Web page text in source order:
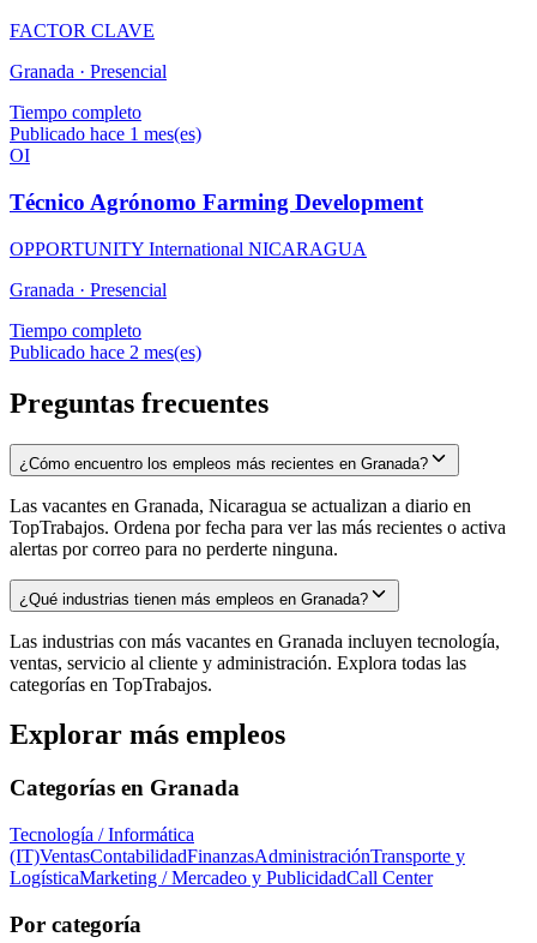
FACTOR CLAVE
Granada · Presencial
Tiempo completo
Publicado hace 1 mes(es)
OI
Técnico Agrónomo Farming Development
OPPORTUNITY International NICARAGUA
Granada · Presencial
Tiempo completo
Publicado hace 2 mes(es)
Preguntas frecuentes
¿Cómo encuentro los empleos más recientes en Granada?
Las vacantes en Granada, Nicaragua se actualizan a diario en
TopTrabajos. Ordena por fecha para ver las más recientes o activa
alertas por correo para no perderte ninguna.
¿Qué industrias tienen más empleos en Granada?
Las industrias con más vacantes en Granada incluyen tecnología,
ventas, servicio al cliente y administración. Explora todas las
categorías en TopTrabajos.
Explorar más empleos
Categorías en Granada
Tecnología / Informática
(IT)VentasContabilidadFinanzasAdministraciónTransporte y
LogísticaMarketing / Mercadeo y PublicidadCall Center
Por categoría